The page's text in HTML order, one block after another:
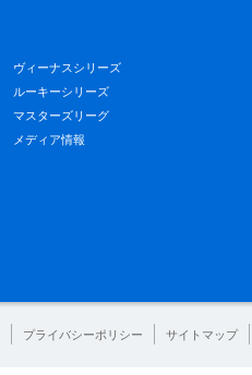
ヴィーナスシリーズ
ルーキーシリーズ
マスターズリーグ
メディア情報
プライバシーポリシー サイトマップ